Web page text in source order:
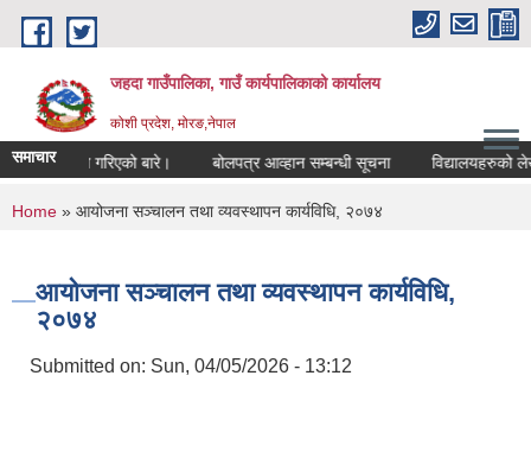
Skip to main content
जहदा गाउँपालिका, गाउँ कार्यपालिकाको कार्यालय
कोशी प्रदेश, मोरङ,नेपाल
समाचार
प्रकाशन गरिएको बारे। बोलपत्र आव्हान सम्बन्धी सूचना विद्यालयहरुको
You are here
Home » आयोजना सञ्चालन तथा व्यवस्थापन कार्यविधि, २०७४
आयोजना सञ्चालन तथा व्यवस्थापन कार्यविधि,
२०७४
Submitted on: Sun, 04/05/2026 - 13:12